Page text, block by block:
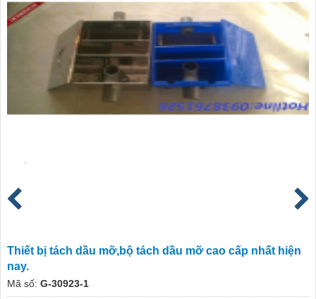
Thiết bị tách dầu mỡ,bộ tách dầu mỡ cao cấp nhất hiện
nay.
Mã số: G-30923-1